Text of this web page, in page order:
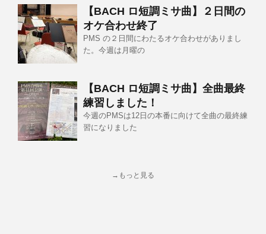
【BACH ロ短調ミサ曲】２日間の
オケ合わせ終了
PMS の２日間にわたるオケ合わせがありまし
た。今週は月曜の
【BACH ロ短調ミサ曲】全曲最終
練習しました！
今週のPMSは12日の本番に向けて全曲の最終練
習になりました
→もっと見る